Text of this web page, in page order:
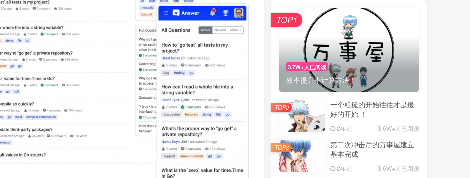
3.7W+人已阅读
效率提升率计算方法！
TOP1
一个粗糙的开始往往才是最
好的开始 ！
2年前 3.6W+人已阅读
TOP2
第二次冲击后的万事屋建立
基本完成
2年前 3.6W+人已阅读
TOP3